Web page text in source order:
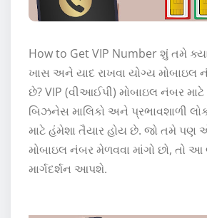
How to Get VIP Number શું તમે
ખાસ અને યાદ રાખવા યોગ્ય મોબાઇલ
છે? VIP (વીઆઈપી) મોબાઇલ નંબર
બિઝનેસ માલિકો અને પ્રભાવશાળી
માટે હંમેશા તૈયાર હોય છે. જો તમે પણ
મોબાઇલ નંબર મેળવવા માંગો છો, તો
માર્ગદર્શન આપશે.